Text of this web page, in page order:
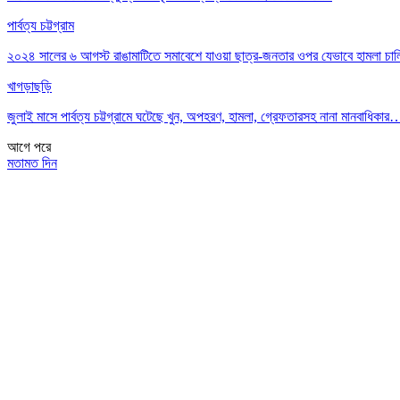
পার্বত্য চট্টগ্রাম
২০২৪ সালের ৬ আগস্ট রাঙামাটিতে সমাবেশে যাওয়া ছাত্র-জনতার ওপর যেভাবে হামলা
খাগড়াছড়ি
জুলাই মাসে পার্বত্য চট্টগ্রামে ঘটেছে খুন, অপহরণ, হামলা, গ্রেফতারসহ নানা
আগে পরে
মতামত দিন